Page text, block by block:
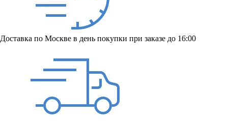
Доставка по Москве в день покупки при заказе до 16:00